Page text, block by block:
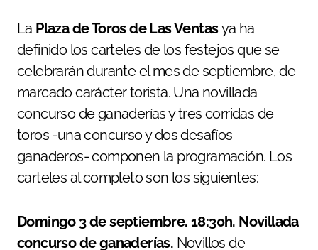
La Plaza de Toros de Las Ventasya ha
definido los carteles de los festejos que se
celebrarán durante el mes de septiembre, de
marcado carácter torista. Una novillada
concurso de ganaderías y tres corridas de
toros -una concurso y dos desafíos
ganaderos- componen la programación. Los
carteles al completo son los siguientes:
Domingo 3 de septiembre. 18:30h. Novillada
concurso de ganaderías. Novillos de